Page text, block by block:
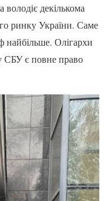
декількома
ринку України. Саме
найбільше. Олігархи
СБУ є повне право